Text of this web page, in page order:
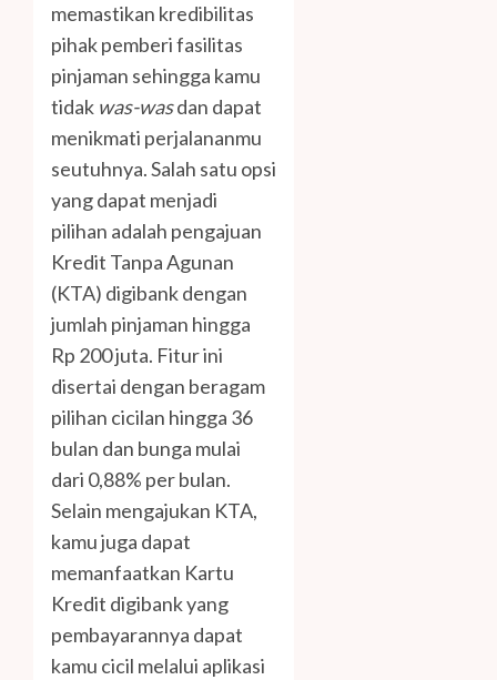
memastikan kredibilitas
pihak pemberi fasilitas
pinjaman sehingga kamu
tidak was-wasdan dapat
menikmati perjalananmu
seutuhnya. Salah satu opsi
yang dapat menjadi
pilihan adalah pengajuan
Kredit Tanpa Agunan
(KTA) digibank dengan
jumlah pinjaman hingga
Rp 200 juta. Fitur ini
disertai dengan beragam
pilihan cicilan hingga 36
bulan dan bunga mulai
dari 0,88% per bulan.
Selain mengajukan KTA,
kamu juga dapat
memanfaatkan Kartu
Kredit digibank yang
pembayarannya dapat
kamu cicil melalui aplikasi